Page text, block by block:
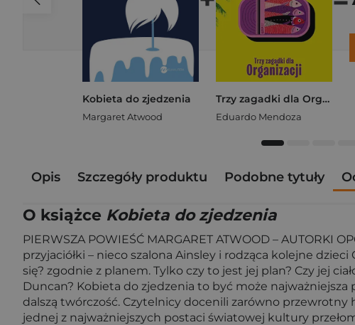
Kobieta do zjedzenia
Margaret Atwood
Trzy zagadki dla Organizacji
Eduardo Mendoza
Opis Szczegóły produktu Podobne tytuły
O książce Kobieta do zjedzenia
PIERWSZA POWIEŚĆ MARGARET ATWOOD – AUTORKI
przyjaciółki – nieco szalona Ainsley i rodząca kolejne
się? zgodnie z planem. Tylko czy to jest jej plan? Czy jej
Duncan? Kobieta do zjedzenia to być może
dalszą twórczość. Czytelnicy docenili zarówno
jednej z najważniejszych postaci światowej kultury